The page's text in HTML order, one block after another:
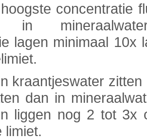
concentratie
in
lagen minimaal 10x
kraantjeswater
dan in
liggen nog 2 tot 3x
limiet.